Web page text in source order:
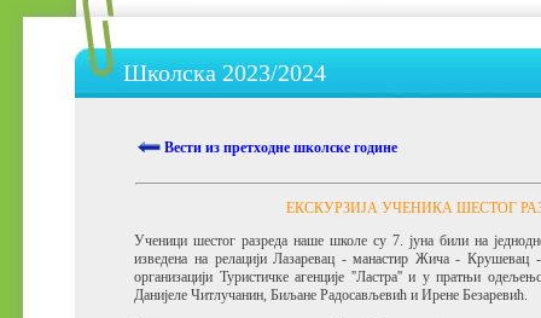
Школска 2023/2024
Вести из претходне школске године
ЕКСКУРЗИЈА УЧЕНИКА ШЕСТОГ
Ученици шестог разреда наше школе су 7. јуна били на
изведена на релацији Лазаревац - манастир Жича -
организацији Туристичке агенције ''Ластра'' и у пратњи
Данијелe Читлучанин, Биљане Радосављевић и Ирене Безаревић.